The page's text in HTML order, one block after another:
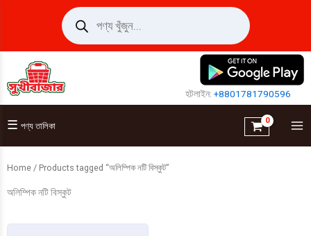
Products
search
হটলাইন:+8801781790596
☰ পণ্য তালিকা
Home / Products tagged “অলিম্পিক নটি বিস্কুট”
অলিম্পিক নটি বিস্কুট